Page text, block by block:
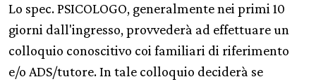
Lo spec. PSICOLOGO, generalmente nei primi 10
giorni dall'ingresso, provvederà ad effettuare un
colloquio conoscitivo coi familiari di riferimento
e/o ADS/tutore. In tale colloquio deciderà se